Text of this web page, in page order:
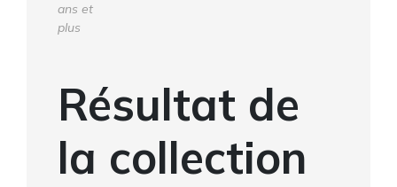
ans et
plus
Résultat de
la collection